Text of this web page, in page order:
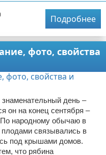
Подробнее
фото, свойства
день –
он на конец сентября –
По народному обычаю в
плодами связывались в
под крышами домов.
что рябина